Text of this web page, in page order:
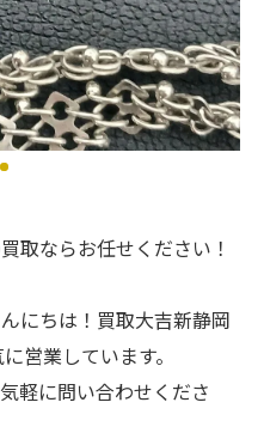
取ならお任せください！
にちは！買取大吉新静岡
営業しています。
軽に問い合わせくださ